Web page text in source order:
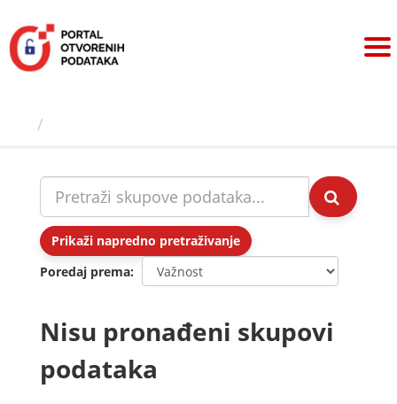
sadržaj
Prikaži napredno pretraživanje
Poredaj prema
Nisu pronađeni skupovi
podataka